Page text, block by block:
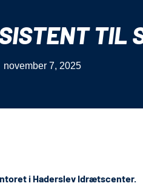
TIL
november 7, 2025
i Haderslev Idrætscenter.